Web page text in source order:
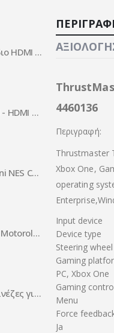
4460136
Περιγραφή:
Thrustmaster
Xbox One,
operating
Input device
Device type
Steering wheel
Gaming
PC, Xbox One
Gaming
Menu
Force
Ja
POWERTECH καλώδιο HDMI σε DVI 24+1 CAB-H023, Dual Link, μαύρο, 1.5m
Cabel DeTech HDMI - HDMI M/М, 10m, With the braid and ferrite - 18048
NES and SNES to Mini NES Converter
Καλωδιο Πλακε Για Μotorola K1 Αρθρωσης OR
MP χρωματιστές πινέζες για πίνακα PA346-2, 11mm, 40τμχ